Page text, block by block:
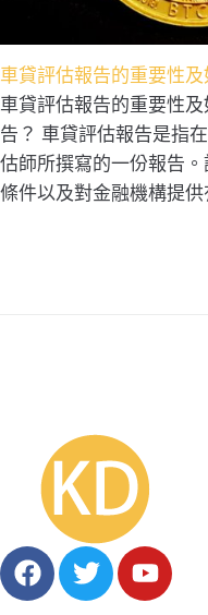
車貸評估報告的重要性
車貸評估報告的重要性
告？ 車貸評估報告是指
估師所撰寫的一份報告
條件以及對金融機構提供